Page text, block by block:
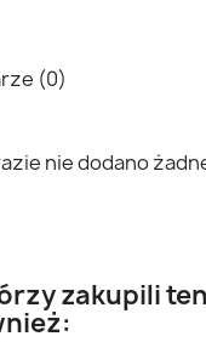
(0)
nie dodano
zakupili